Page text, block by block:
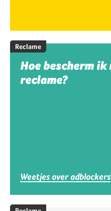
Reclame
Hoe bescherm
reclame?
Weetjes over adblockers